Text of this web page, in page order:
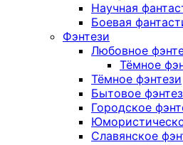
Научная
Боевая
Фэнтези
Любовное
Тёмное
Тёмное фэнтези
Бытовое
Городское
Славянское